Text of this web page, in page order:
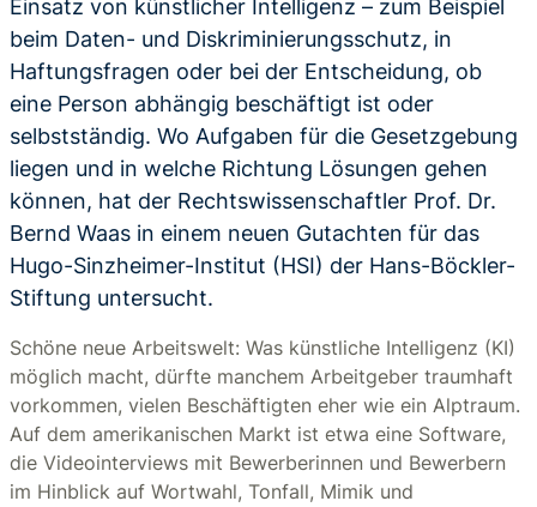
Einsatz von künstlicher Intelligenz – zum Beispiel
beim Daten- und Diskriminierungsschutz, in
Haftungsfragen oder bei der Entscheidung, ob
eine Person abhängig beschäftigt ist oder
selbstständig. Wo Aufgaben für die Gesetzgebung
liegen und in welche Richtung Lösungen gehen
können, hat der Rechtswissenschaftler Prof. Dr.
Bernd Waas in einem neuen Gutachten für das
Hugo-Sinzheimer-Institut (HSI) der Hans-Böckler-
Stiftung untersucht.
Schöne neue Arbeitswelt: Was künstliche Intelligenz (KI)
möglich macht, dürfte manchem Arbeitgeber traumhaft
vorkommen, vielen Beschäftigten eher wie ein Alptraum.
Auf dem amerikanischen Markt ist etwa eine Software,
die Videointerviews mit Bewerberinnen und Bewerbern
im Hinblick auf Wortwahl, Tonfall, Mimik und